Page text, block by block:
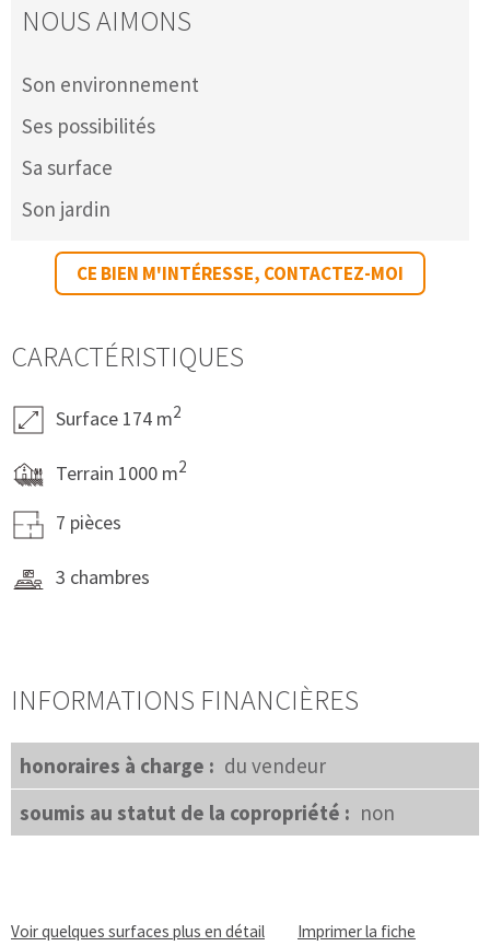
NOUS AIMONS
Son environnement
Ses possibilités
Sa surface
Son jardin
CE BIEN M'INTÉRESSE, CONTACTEZ-MOI
CARACTÉRISTIQUES
Surface 174 m2
Terrain 1000 m2
7 pièces
3 chambres
INFORMATIONS FINANCIÈRES
honoraires à charge : du vendeur
soumis au statut de la copropriété : non
Voir quelques surfaces plus en détail
Imprimer la fiche